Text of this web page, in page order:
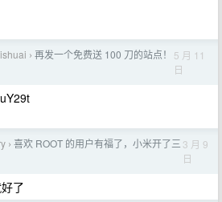
› 再发一个免费送 100 刀的站点！
5 月 11
日
› 喜欢 ROOT 的用户有福了，小米开了三 3 月 9
日
了